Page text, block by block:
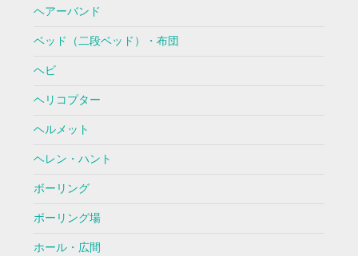
ヘアーバンド
ベッド（二段ベッド）・布団
ヘビ
ヘリコプター
ヘルメット
ヘレン・ハント
ボーリング
ボーリング場
ホール・広間